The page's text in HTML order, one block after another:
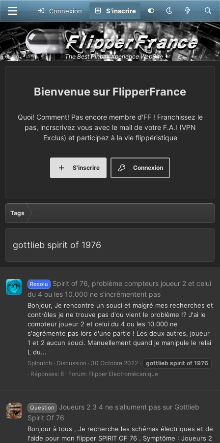
Connexion S'inscrire
FlipperFrance
Quoi! Comment! Pas encore membre d'FF ! Franchissez le
pas, incrscrivez vous avec le mail de votre F.A.I (VPN
Exclus) et participez à la vie flippéristique
Connexion
S'inscrire
Tags
gottlieb spirit of 1976
Resolu
Spirit of 76, problème compteurs joueur 2 et celui
du 4 ou les 10.000 ne s'incrémentent pas
Bonjour, Je rencontre un souci et malgré mes recherches et
contrôles je ne trouve pas d'ou vient le problème !? J'ai le
compteur joueur 2 et celui du 4 ou les 10.000 ne
s'agrémente pas lors d'une partie ! Les deux autres, joueur
1 et 2 aucun souci. Manuellement quand je manipule le relai
L du...
Sploutch Discussion 30 Octobre 2022 gottlieb spirit of 1976
Réponses: 8
Forum: Flipper Electromécanique
Question
Joueurs 2 3 4 ne s'allument pas sur Gottlieb
Spirit Of 76
Bonjour à tous , Je recherche les schémas électriques et de
l'aide pour mon flipper SPIRIT OF 76 . Symptôme : Joueurs 2